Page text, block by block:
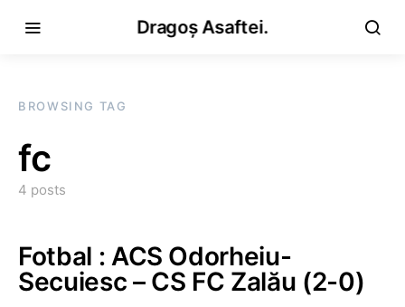
Dragoș Asaftei.
BROWSING TAG
fc
4 posts
Fotbal : ACS Odorheiu-
Secuiesc – CS FC Zalău (2-0)